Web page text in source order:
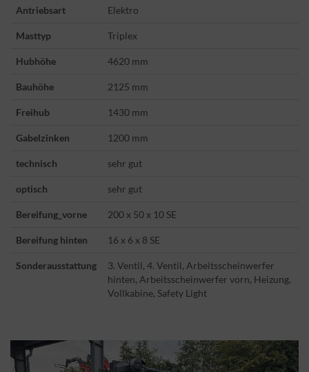
Antriebsart Elektro
Masttyp Triplex
Hubhöhe 4620 mm
Bauhöhe 2125 mm
Freihub 1430 mm
Gabelzinken 1200 mm
technisch sehr gut
optisch sehr gut
Bereifung_vorne 200 x 50 x 10 SE
Bereifung hinten 16 x 6 x 8 SE
Sonderausstattung
3. Ventil, 4. Ventil, Arbeitsscheinwerfer
hinten, Arbeitsscheinwerfer vorn, Heizung,
Vollkabine, Safety Light